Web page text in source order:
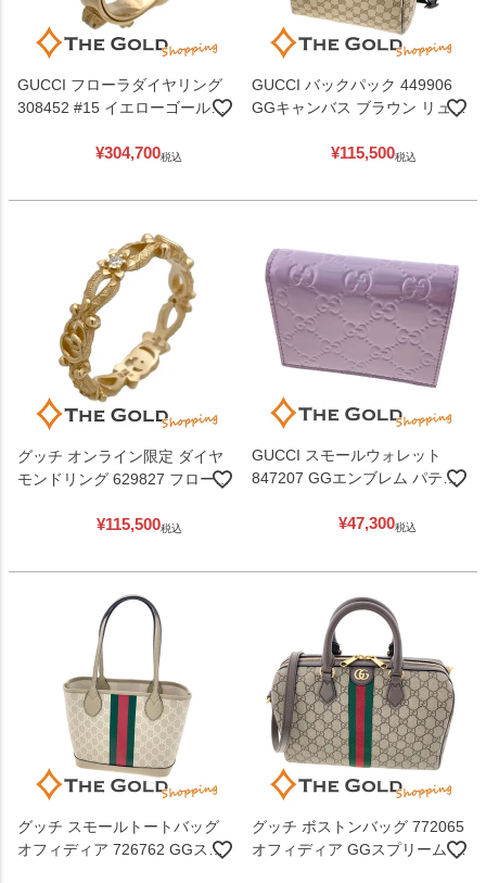
GUCCI フローラダイヤリング
308452 #15 イエローゴールド
ス ジュエリー グッチ 【中古】
¥304,700税込
GUCCI バックパック 449906
GGキャンバス ブラウン リュッ
¥115,500税込
グッチ オンライン限定 ダイヤ
モンドリング 629827 フローラ
ローゴールド レディース ジュ
¥115,500税込
GUCCI スモールウォレット
847207 GGエンブレム パテン
二つ折り財布 レディース グッ
¥47,300税込
グッチ スモールトートバッグ
オフィディア 726762 GGスプ
グッチ ボストンバッグ 772065
オフィディア GGスプリーム レ